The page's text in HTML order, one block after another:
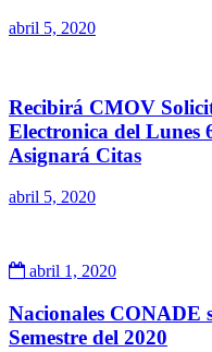
abril 5, 2020
Recibirá CMOV
Electronica del Lunes
Asignará Citas
abril 5, 2020
abril 1, 2020
Nacionales CONADE
Semestre del 2020